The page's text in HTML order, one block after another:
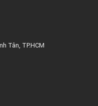
Tân, TP.HCM